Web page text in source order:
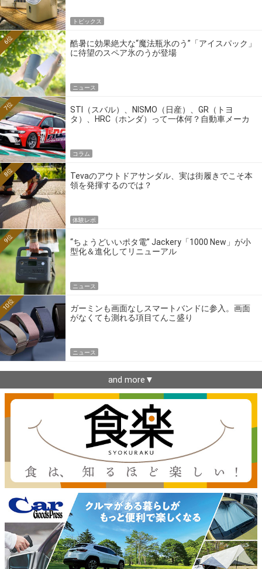
トピックス
酷暑に効果絶大な“魔法瓶氷のう”「アイスパック」
に待望のスペア氷のうが登場
6位
ニュース
STI（スバル）、NISMO（日産）、GR（トヨ
タ）、HRC（ホンダ）って一体何？自動車メーカ
7位
コラム
Tevaのアウトドアサンダル、実は街履きでこそ本
領を発揮するのでは？
8位
体験レポ
“ちょうどいいポタ電” Jackery「1000 New」が小
型化＆進化してリニューアル
9位
ニュース
ガーミンも画面なしスマートバンドに参入。画面
がなくても測れる項目てんこ盛り
10位
ニュース
and more▼